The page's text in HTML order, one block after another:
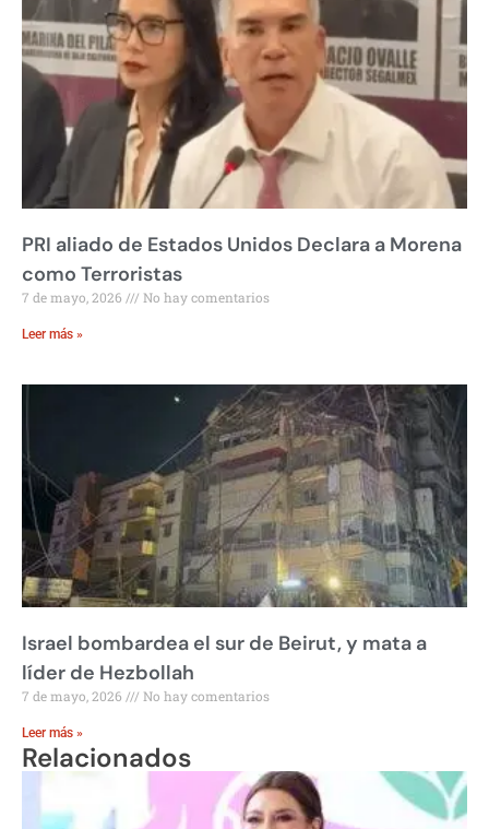
PRI aliado de Estados Unidos Declara a Morena
como Terroristas
7 de mayo, 2026 No hay comentarios
Leer más »
Israel bombardea el sur de Beirut, y mata a
líder de Hezbollah
7 de mayo, 2026 No hay comentarios
Leer más »
Relacionados